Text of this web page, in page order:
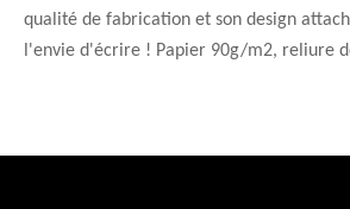
qualité de fabrication et son design
l'envie d'écrire ! Papier 90g/m2, reliure